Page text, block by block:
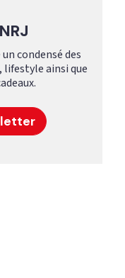
condensé des
lifestyle ainsi que